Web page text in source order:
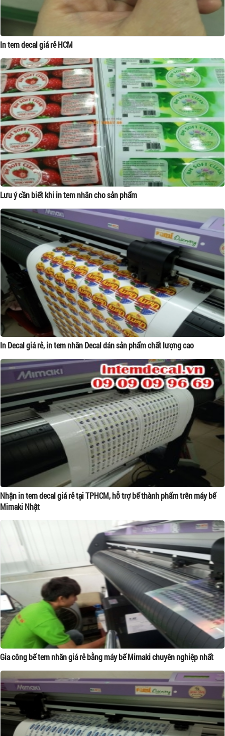
In tem decal giá rẻ HCM
Lưu ý cần biết khi in tem nhãn cho sản phẩm
In Decal giá rẻ, in tem nhãn Decal dán sản phẩm chất lượng cao
Nhận in tem decal giá rẻ tại TPHCM, hỗ trợ bế thành phẩm trên máy bế
Mimaki Nhật
Gia công bế tem nhãn giá rẻ bằng máy bế Mimaki chuyên nghiệp nhất